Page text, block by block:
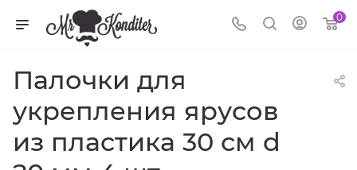
0
Палочки для
укрепления ярусов
из пластика 30 см d